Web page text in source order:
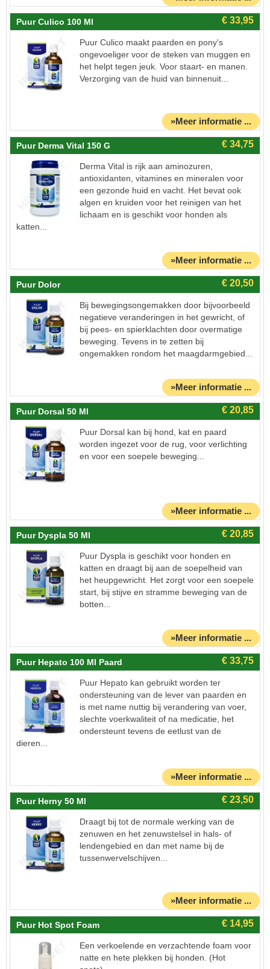
Puur Culico 100 Ml
Puur Culico maakt paarden en pony's
ongevoeliger voor de steken van muggen en
het helpt tegen jeuk. Voor staart- en manen.
Verzorging van de huid van binnenuit...
»Meer informatie ...
Puur Derma Vital 150 G
Derma Vital is rijk aan aminozuren,
antioxidanten, vitamines en mineralen voor
een gezonde huid en vacht. Het bevat ook
algen en kruiden voor het reinigen van het
lichaam en is geschikt voor honden als
katten...
»Meer informatie ...
Puur Dolor
Bij bewegingsongemakken door bijvoorbeeld
negatieve veranderingen in het gewricht, of
bij pees- en spierklachten door overmatige
beweging. Tevens in te zetten bij
ongemakken rondom het maagdarmgebied...
»Meer informatie ...
Puur Dorsal 50 Ml
Puur Dorsal kan bij hond, kat en paard
worden ingezet voor de rug, voor verlichting
en voor een soepele beweging...
»Meer informatie ...
Puur Dyspla 50 Ml
Puur Dyspla is geschikt voor honden en
katten en draagt bij aan de soepelheid van
het heupgewricht. Het zorgt voor een soepele
start, bij stijve en stramme beweging van de
botten...
»Meer informatie ...
Puur Hepato 100 Ml Paard
Puur Hepato kan gebruikt worden ter
ondersteuning van de lever van paarden en
is met name nuttig bij verandering van voer,
slechte voerkwaliteit of na medicatie, het
ondersteunt tevens de eetlust van de
dieren...
»Meer informatie ...
Puur Herny 50 Ml
Draagt bij tot de normale werking van de
zenuwen en het zenuwstelsel in hals- of
lendengebied en dan met name bij de
tussenwervelschijven...
»Meer informatie ...
Puur Hot Spot Foam
Een verkoelende en verzachtende foam voor
natte en hete plekken bij honden. (Hot